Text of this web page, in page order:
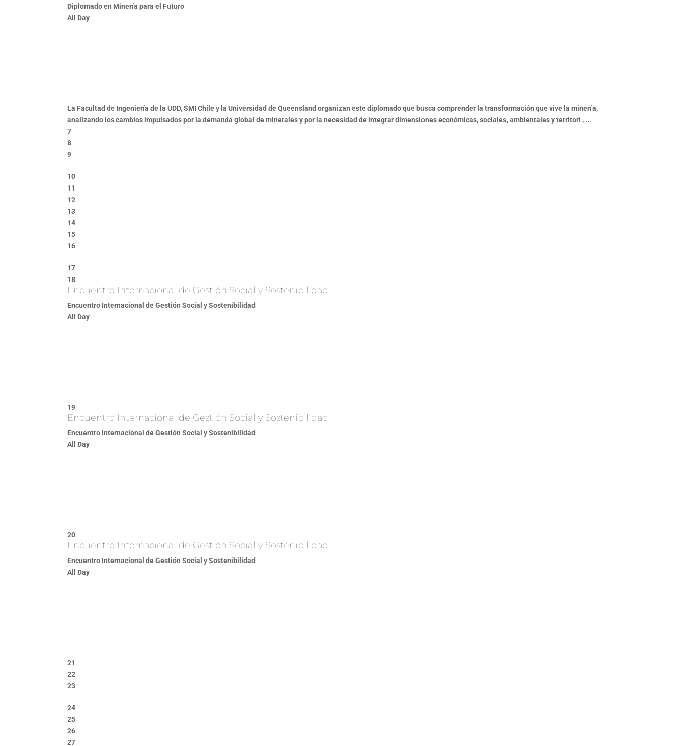
Diplomado en Minería para el Futuro
All Day
La Facultad de Ingeniería de la UDD, SMI Chile y la Universidad de Queensland organizan este diplomado que busca comprender la transformación que vive la minería,
analizando los cambios impulsados por la demanda global de minerales y por la necesidad de integrar dimensiones económicas, sociales, ambientales y territori , ...
7
8
9
10
11
12
13
14
15
16
17
18
Encuentro Internacional de Gestión Social y Sostenibilidad
Encuentro Internacional de Gestión Social y Sostenibilidad
All Day
19
Encuentro Internacional de Gestión Social y Sostenibilidad
Encuentro Internacional de Gestión Social y Sostenibilidad
All Day
20
Encuentro Internacional de Gestión Social y Sostenibilidad
Encuentro Internacional de Gestión Social y Sostenibilidad
All Day
21
22
23
24
25
26
27